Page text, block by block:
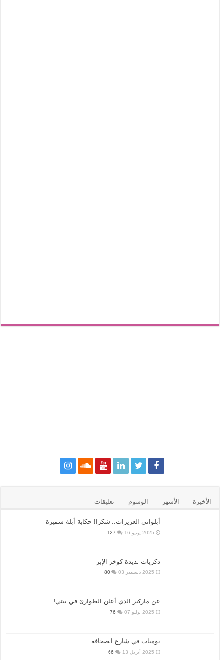
الأخيرة الأشهر الوسوم تعليقات
أبلواتي العزيزات.. شكرا! حكاية أبلة سميرة
2025 يونيو 16 127
ذكريات لذيذة كوخز الإبر
2025 ديسمبر 03 80
عن ماركيز الذي أعلن الطوارئ في بيتي!
2025 يوليو 07 76
يوميات في شارع الصحافة
2025 أبريل 13 66